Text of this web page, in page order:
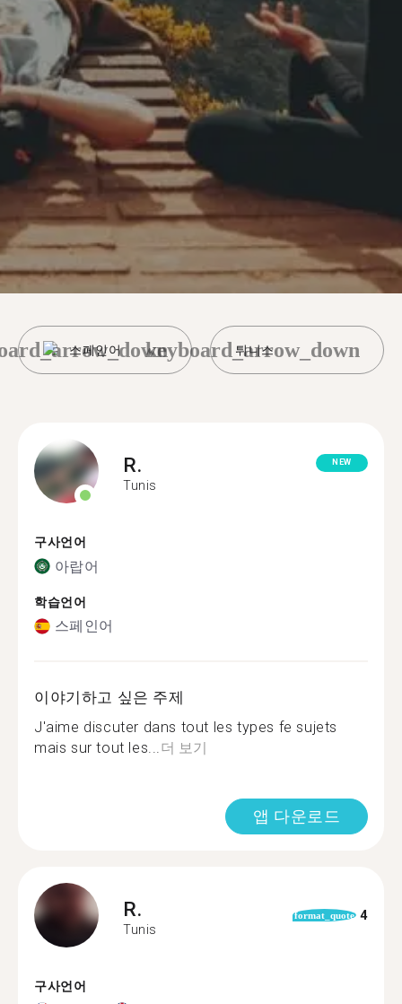
스페인어 튀니스
keyboard_arrow_down
R.
Tunis
NEW
구사언어
아랍어
학습언어
스페인어
이야기하고 싶은 주제
J'aime discuter dans tout les types fe sujets
mais sur tout les...더 보기
앱 다운로드
R.
Tunis
format_quote 4
구사언어